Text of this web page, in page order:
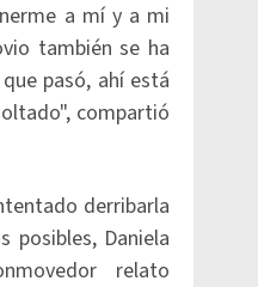
a mí y a mi
también se ha
pasó, ahí está
compartió
derribarla
posibles, Daniela
relato